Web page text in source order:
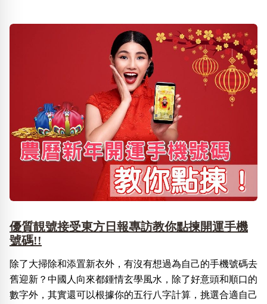
優質靚號接受東方日報專訪教你點揀開運手機
號碼!!
除了大掃除和添置新衣外，有沒有想過為自己的手機號碼去
舊迎新？中國人向來都鍾情玄學風水，除了好意頭和順口的
數字外，其實還可以根據你的五行八字計算，挑選合適自己